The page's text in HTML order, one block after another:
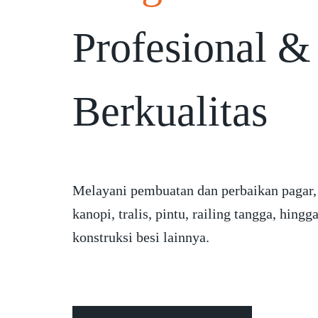
Profesional &
Berkualitas
Melayani pembuatan dan perbaikan pagar,
kanopi, tralis, pintu, railing tangga, hingga
konstruksi besi lainnya.